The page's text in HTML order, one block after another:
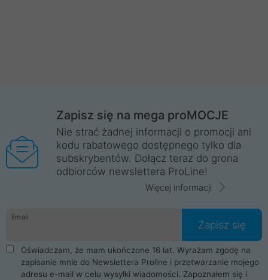
Zapisz się na mega proMOCJE
Nie strać żadnej informacji o promocji ani
kodu rabatowego dostępnego tylko dla
subskrybentów. Dołącz teraz do grona
odbiorców newslettera ProLine!
Więcej informacji
Email
Zapisz się
Oświadczam, że mam ukończone 16 lat. Wyrażam zgodę na
zapisanie mnie do Newslettera Proline i przetwarzanie mojego
adresu e-mail w celu wysyłki wiadomości. Zapoznałem się i